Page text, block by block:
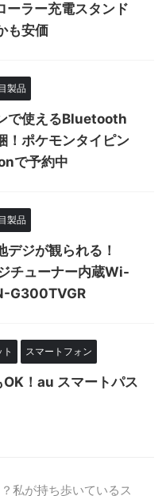
ーラー充電スタンド
も安価
製品
で使えるBluetooth
！ポケモンタイピン
で予約中
製品
デジが観られる！
チューナー内蔵Wi-
G300TVGR
スマートフォン
！au スマートパス
私が持ち歩いているス